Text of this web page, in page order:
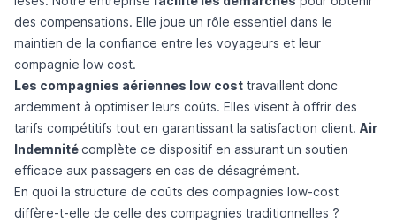
des compensations. Elle joue un rôle essentiel dans le
maintien de la confiance entre les voyageurs et leur
compagnie low cost.
Les compagnies aériennes low cost travaillent donc
ardemment à optimiser leurs coûts. Elles visent à offrir des
tarifs compétitifs tout en garantissant la satisfaction client. Air
Indemnitécomplète ce dispositif en assurant un soutien
efficace aux passagers en cas de désagrément.
En quoi la structure de coûts des compagnies low-cost
diffère-t-elle de celle des compagnies traditionnelles ?